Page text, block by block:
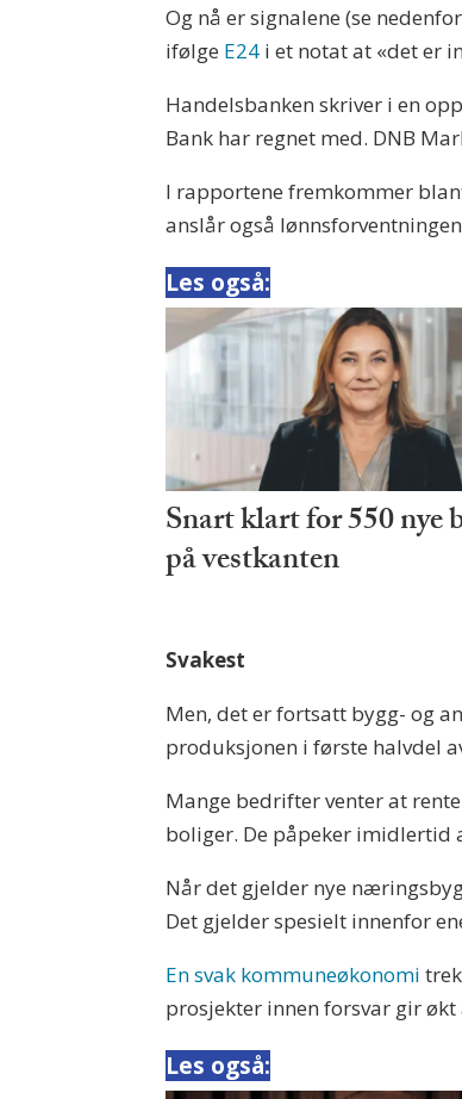
Og nå er signalene (se
ifølge E24 i et notat at «det er
Handelsbanken skriver i en
Bank har regnet med. DNB
I rapportene fremkommer
anslår også
Les også:
Snart klart for 550 nye
på vestkanten
Svakest
Men, det er fortsatt bygg- og
produksjonen i første halvdel
Mange bedrifter venter at
boliger. De påpeker imidlertid
Når det gjelder nye
Det gjelder spesielt innenfor
En svak kommuneøkonomi
prosjekter innen forsvar gir
Les også: